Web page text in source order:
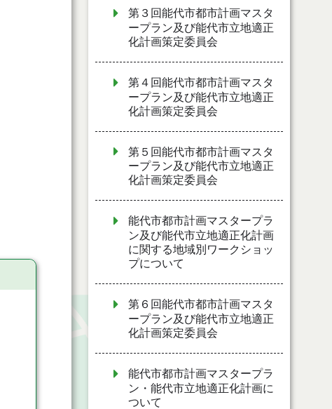
第３回能代市都市計画マスタ
ープラン及び能代市立地適正
化計画策定委員会
第４回能代市都市計画マスタ
ープラン及び能代市立地適正
化計画策定委員会
第５回能代市都市計画マスタ
ープラン及び能代市立地適正
化計画策定委員会
能代市都市計画マスタープラ
ン及び能代市立地適正化計画
に関する地域別ワークショッ
プについて
第６回能代市都市計画マスタ
ープラン及び能代市立地適正
化計画策定委員会
能代市都市計画マスタープラ
ン・能代市立地適正化計画に
ついて